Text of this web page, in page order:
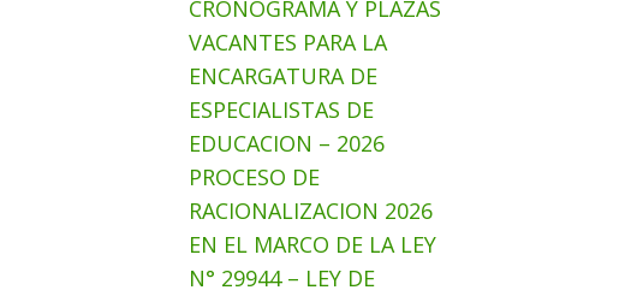
CRONOGRAMA Y PLAZAS
VACANTES PARA LA
ENCARGATURA DE
ESPECIALISTAS DE
EDUCACION – 2026
PROCESO DE
RACIONALIZACION 2026
EN EL MARCO DE LA LEY
N° 29944 – LEY DE